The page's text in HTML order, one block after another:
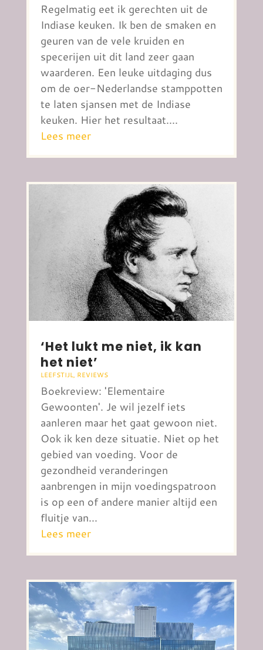
Regelmatig eet ik gerechten uit de
Indiase keuken. Ik ben de smaken en
geuren van de vele kruiden en
specerijen uit dit land zeer gaan
waarderen. Een leuke uitdaging dus
om de oer-Nederlandse stamppotten
te laten sjansen met de Indiase
keuken. Hier het resultaat....
Lees meer
‘Het lukt me niet, ik kan
het niet’
LEEFSTIJL, REVIEWS
Boekreview: 'Elementaire
Gewoonten'. Je wil jezelf iets
aanleren maar het gaat gewoon niet.
Ook ik ken deze situatie. Niet op het
gebied van voeding. Voor de
gezondheid veranderingen
aanbrengen in mijn voedingspatroon
is op een of andere manier altijd een
fluitje van...
Lees meer